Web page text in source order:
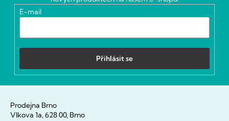
E-mail
Přihlásit se
Prodejna Brno
Vlkova 1a, 628 00, Brno